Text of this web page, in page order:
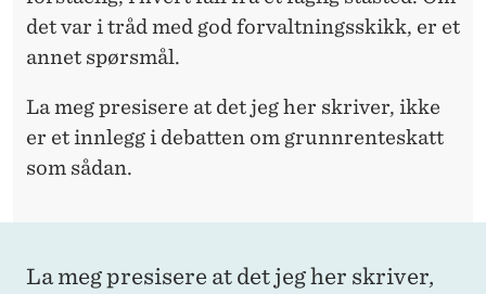
det var i tråd med god forvaltningsskikk, er et
annet spørsmål.
La meg presisere at det jeg her skriver, ikke
er et innlegg i debatten om grunnrenteskatt
som sådan.
La meg presisere at det jeg her skriver,